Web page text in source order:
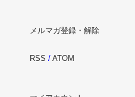
メルマガ登録・解除
RSS / ATOM